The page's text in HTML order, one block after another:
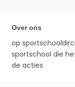
Over ons
op
sportschool die
de acties